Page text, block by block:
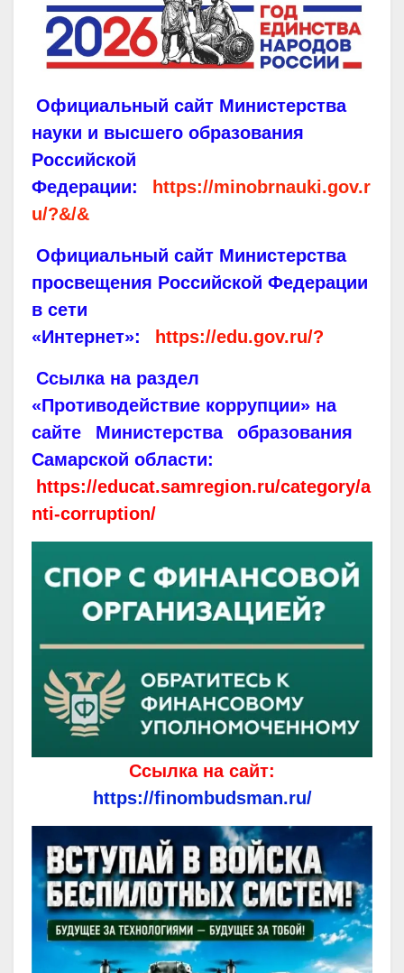
Официальный сайт Министерства
науки и высшего образования
Российской
Федерации:
https://minobrnauki.gov.r
u/?&/&
Официальный сайт Министерства
просвещения Российской Федерации
в сети
«Интернет»:
https://edu.gov.ru/?
Ссылка на раздел
«Противодействие коррупции» на
сайте
Министерства
образования
Самарской области:
https://educat.samregion.ru/category/a
nti-corruption/
Ссылка на сайт:
https://finombudsman.ru/